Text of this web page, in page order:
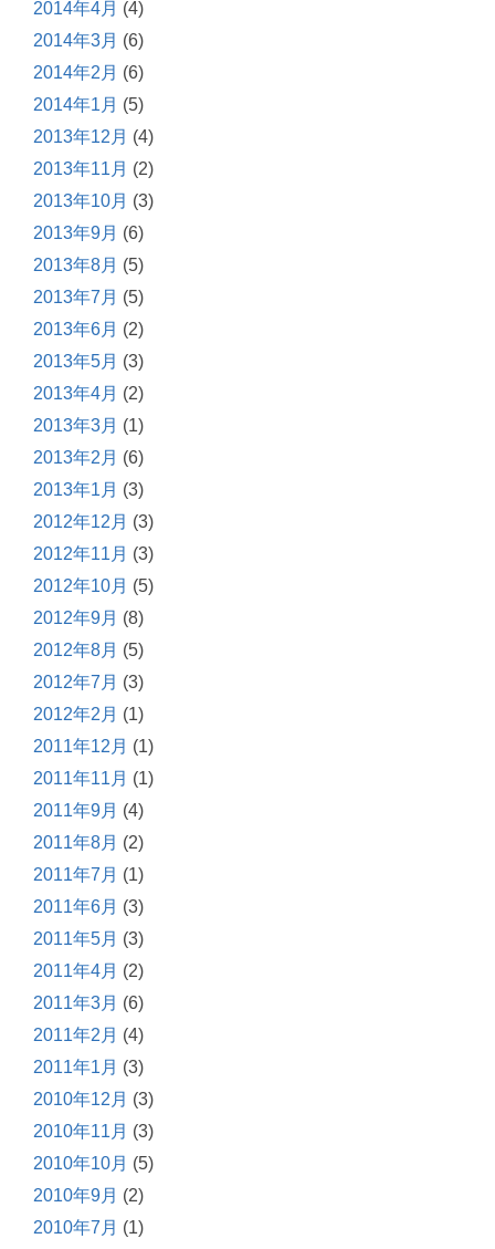
2014年4月 (4)
2014年3月 (6)
2014年2月 (6)
2014年1月 (5)
2013年12月 (4)
2013年11月 (2)
2013年10月 (3)
2013年9月 (6)
2013年8月 (5)
2013年7月 (5)
2013年6月 (2)
2013年5月 (3)
2013年4月 (2)
2013年3月 (1)
2013年2月 (6)
2013年1月 (3)
2012年12月 (3)
2012年11月 (3)
2012年10月 (5)
2012年9月 (8)
2012年8月 (5)
2012年7月 (3)
2012年2月 (1)
2011年12月 (1)
2011年11月 (1)
2011年9月 (4)
2011年8月 (2)
2011年7月 (1)
2011年6月 (3)
2011年5月 (3)
2011年4月 (2)
2011年3月 (6)
2011年2月 (4)
2011年1月 (3)
2010年12月 (3)
2010年11月 (3)
2010年10月 (5)
2010年9月 (2)
2010年7月 (1)